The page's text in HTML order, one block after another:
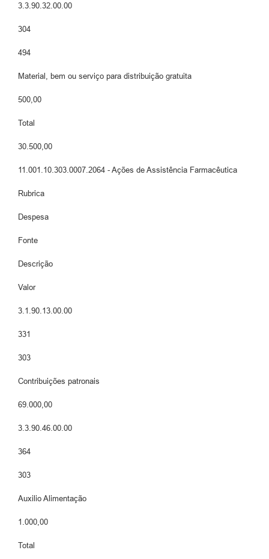
3.3.90.32.00.00
304
494
Material, bem ou serviço para distribuição gratuita
500,00
Total
30.500,00
11.001.10.303.0007.2064 - Ações de Assistência Farmacêutica
Rubrica
Despesa
Fonte
Descrição
Valor
3.1.90.13.00.00
331
303
Contribuições patronais
69.000,00
3.3.90.46.00.00
364
303
Auxilio Alimentação
1.000,00
Total